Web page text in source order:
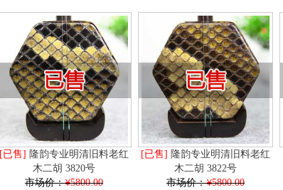
[已售] 隆韵专业明清旧料老红
木二胡 3820号
市场价： 5800.00
[已售] 隆韵专业明清旧料老红
木二胡 3822号
市场价： 5800.00